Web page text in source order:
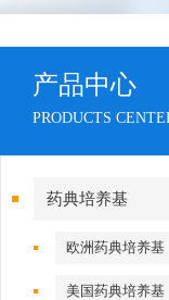
产品中心
PRODUCTS
药典培养基
欧洲药典培养基
美国药典培养基